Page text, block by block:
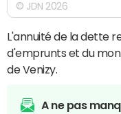
© JDN 2026
L'annuité de la dette
d'emprunts et du
de Venizy.
A ne pas